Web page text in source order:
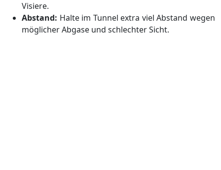
Visiere.
Abstand: Halte im Tunnel extra viel Abstand wegen
möglicher Abgase und schlechter Sicht.